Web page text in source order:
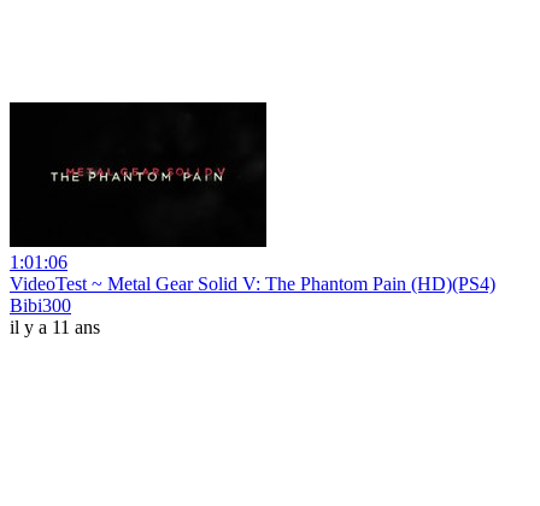
1:01:06
VideoTest ~ Metal Gear Solid V: The Phantom Pain (HD)(PS4)
Bibi300
il y a 11 ans